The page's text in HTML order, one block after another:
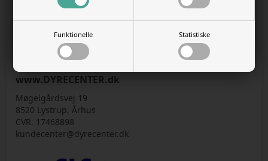
Funktionelle Statistiske
GÅ TIL KASSEN
www.DYRECENTER.dk
Møgelgårdsvej 19
8520 Lystrup, Århus
CVR. 17468898
kundecenter@dyrecenter.dk